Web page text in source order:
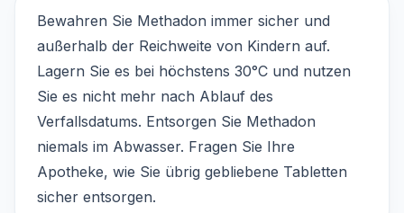
Bewahren Sie Methadon immer sicher und
außerhalb der Reichweite von Kindern auf.
Lagern Sie es bei höchstens 30°C und nutzen
Sie es nicht mehr nach Ablauf des
Verfallsdatums. Entsorgen Sie Methadon
niemals im Abwasser. Fragen Sie Ihre
Apotheke, wie Sie übrig gebliebene Tabletten
sicher entsorgen.